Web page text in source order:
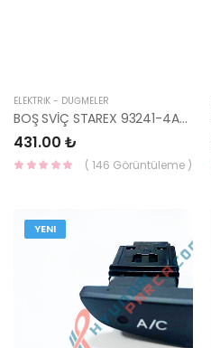
ELEKTRİK - DÜĞMELER
BOŞ SVİÇ STAREX 93241-4A000-HMC
431.00 ₺
( 146 Görüntüleme )
YENI